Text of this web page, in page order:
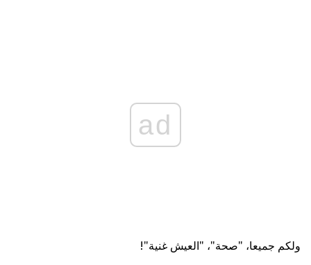
ad
ولكم جميعا، "صحة"، "العيش غنية"!